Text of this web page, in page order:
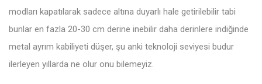
modları kapatılarak sadece altına duyarlı hale getirilebilir tabi
bunlar en fazla 20-30 cm derine inebilir daha derinlere indiğinde
metal ayrım kabiliyeti düşer, şu anki teknoloji seviyesi budur
ilerleyen yıllarda ne olur onu bilemeyiz.